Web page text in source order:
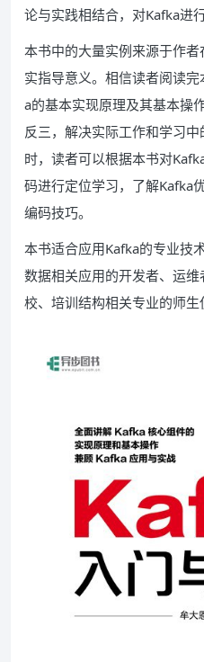
论与实践相结合，对Kafka进
本书中的大量实例来源于作
实指导意义。相信读者阅读
a的基本实现原理及其基本操
反三，解决实际工作和学习
时，读者可以根据本书对
码进行定位学习，了解Kafka
编码技巧。
本书适合应用Kafka的专业技
数据相关应用的开发者、运
校、培训结构相关专业的师生